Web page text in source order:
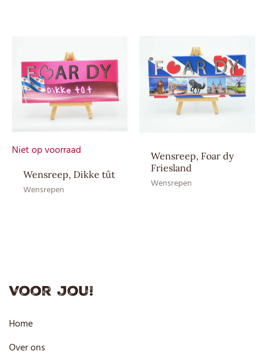
Ingrediënten
Cacaomassa, Emulgator:
SOJAlecithine, Suiker, Volle
MELKpoeder
EAN CE
EAN HE
Niet op voorraad
Wensreep, Dikke tût
Wensrepen
Wensreep, Foar dy
Friesland
Wensrepen
Voor jou!
Home
Over ons